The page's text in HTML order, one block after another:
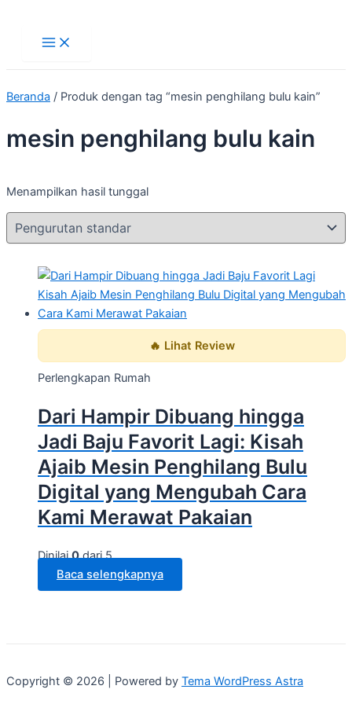
konten
Beranda / Produk dengan tag “mesin penghilang bulu kain”
mesin penghilang bulu kain
Menampilkan hasil tunggal
🔥 Lihat Review
Perlengkapan Rumah
Dari Hampir Dibuang hingga
Jadi Baju Favorit Lagi: Kisah
Ajaib Mesin Penghilang Bulu
Digital yang Mengubah Cara
Kami Merawat Pakaian
Dinilai0dari 5
Baca selengkapnya
Copyright © 2026 | Powered by Tema WordPress Astra